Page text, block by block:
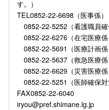
す。）
TEL0852-22-6698（医事係）
0852-22-5252（看護職員確
0852-22-6276（在宅医療係
0852-22-5691（医療計画係
0852-22-5637（救急医療係
0852-22-6629（災害医療係
0852-22-5251（医師確保対
FAX0852-22-6040
iryou@pref.shimane.lg.jp